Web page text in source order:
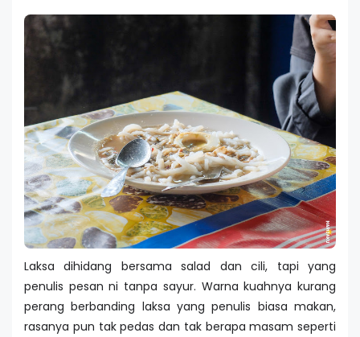
Laksa dihidang bersama salad dan cili, tapi yang
penulis pesan ni tanpa sayur. Warna kuahnya kurang
perang berbanding laksa yang penulis biasa makan,
rasanya pun tak pedas dan tak berapa masam seperti